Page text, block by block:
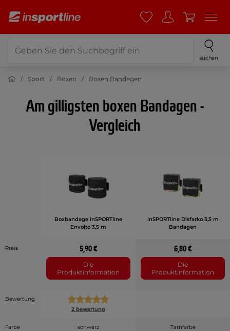
suchen
Sport Boxen Boxen Bandagen
Am gilligsten boxen Bandagen -
Vergleich
Boxbandage inSPORTline
Envolto 3,5 m
inSPORTline Disfarko 3,5 m
Bandagen
Preis 5,90 €
Die
Produktinformation
6,80 €
Die
Produktinformation
Bewertung
2 bewertung
Farbe schwarz Tarnfarbe